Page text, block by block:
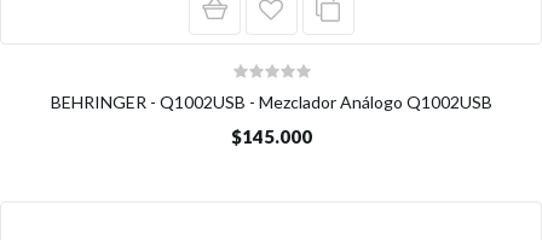
BEHRINGER - Q1002USB - Mezclador Análogo Q1002USB
$145.000